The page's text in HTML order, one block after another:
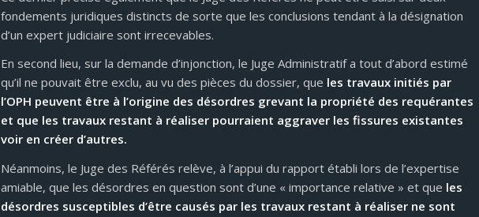
fondements juridiques distincts de sorte que les conclusions tendant à la désignation
d’un expert judiciaire sont irrecevables.
En second lieu, sur la demande d’injonction, le Juge Administratif a tout d’abord estimé
qu’il ne pouvait être exclu, au vu des pièces du dossier, que les travaux initiés par
l’OPH peuvent être à l’origine des désordres grevant la propriété des requérantes
et que les travaux restant à réaliser pourraient aggraver les fissures existantes
voir en créer d’autres.
Néanmoins, le Juge des Référés relève, à l’appui du rapport établi lors de l’expertise
amiable, que les désordres en question sont d’une « importance relative » et que les
désordres susceptibles d’être causés par les travaux restant à réaliser ne sont